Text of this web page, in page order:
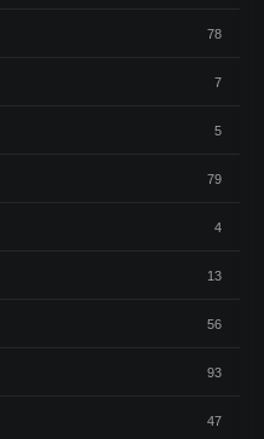
78
7
5
79
4
13
56
93
47